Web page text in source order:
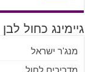
גיימינג כחול לבן
מנג'ר ישראל
מדריכים לחול